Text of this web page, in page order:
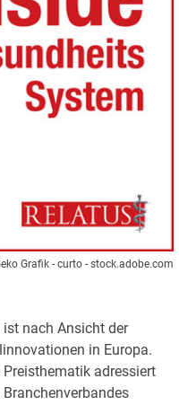
Grafik - curto - stock.adobe.com
ist nach Ansicht der
in Europa.
adressiert